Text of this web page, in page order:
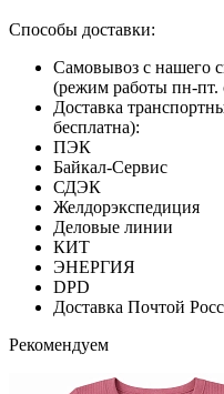
Способы доставки:
Самовывоз с нашего
(режим работы пн-пт.
Доставка
бесплатна):
ПЭК
Байкал-Сервис
СДЭК
Желдорэкспедиция
Деловые линии
КИТ
ЭНЕРГИЯ
DPD
Доставка Почтой
Рекомендуем